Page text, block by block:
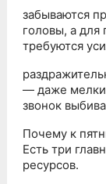
забываются
головы, а для
требуются
— даже
звонок
Почему к
Есть три
ресурсов.